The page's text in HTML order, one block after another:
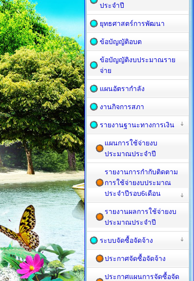
ประจำปี
ยุทธศาสตร์การพัฒนา
ข้อบัญญัติอบต
ข้อบัญญัติงบประมาณราย
จ่าย
แผนอัตรากำลัง
งานกิจการสภา
รายงานฐานะทางการเงิน
แผนการใช้จ่ายงบ
ประมาณประจำปี
รายงานการกำกับติดตาม
การใช้จ่ายงบประมาณ
ประจำปีรอบ6เดือน
รายงานผลการใช้จ่ายงบ
ประมาณประจำปี
ระบบจัดซื้อจัดจ้าง
ประกาศจัดซื้อจัดจ้าง
ประกาศแผนการจัดซื้อจัด